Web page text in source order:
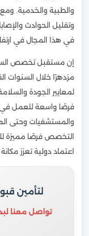
والطبية والخدمية. ومع
وتقليل الحوادث
في هذا المجال في
إن مستقبل تخصص
مزدهرًا خلال السنوات
لمعايير الجودة
فرصًا واسعة للعمل في
والمستشفيات وحتى
التخصص فرصًا مميزة
اعتماد دولية تعزز
لتأمين
تواصل معنا